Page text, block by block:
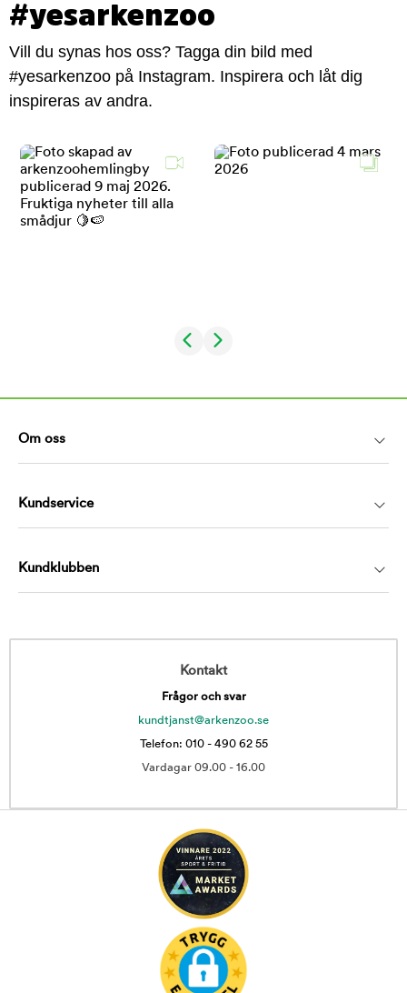
#yesarkenzoo
Vill du synas hos oss? Tagga din bild med
#yesarkenzoo på Instagram. Inspirera och låt dig
inspireras av andra.
Om oss
Kundservice
Kundklubben
Kontakt
Frågor och svar
kundtjanst@arkenzoo.se
Telefon: 010 - 490 62 55
Vardagar 09.00 - 16.00